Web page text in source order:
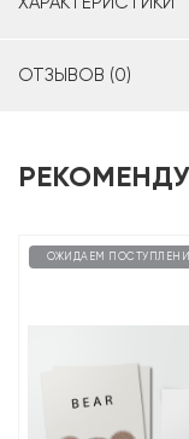
ОТЗЫВОВ (0)
ОЖИДАЕМ